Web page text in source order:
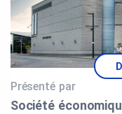
Présenté par
Société